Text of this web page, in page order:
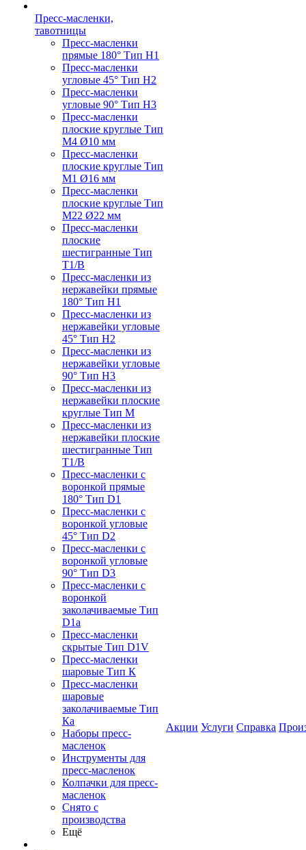
Пресс-масленки,
тавотницы
Пресс-масленки
прямые 180° Тип H1
Пресс-масленки
угловые 45° Тип H2
Пресс-масленки
угловые 90° Тип H3
Пресс-масленки
плоские круглые Тип
M4 Ø10 мм
Пресс-масленки
плоские круглые Тип
M1 Ø16 мм
Пресс-масленки
плоские круглые Тип
M22 Ø22 мм
Пресс-масленки
плоские
шестигранные Тип
T1/B
Пресс-масленки из
нержавейки прямые
180° Тип H1
Пресс-масленки из
нержавейки угловые
45° Тип H2
Пресс-масленки из
нержавейки угловые
90° Тип H3
Пресс-масленки из
нержавейки плоские
круглые Тип M
Пресс-масленки из
нержавейки плоские
шестигранные Тип
T1/B
Пресс-масленки с
воронкой прямые
180° Тип D1
Пресс-масленки с
воронкой угловые
45° Тип D2
Пресс-масленки с
воронкой угловые
90° Тип D3
Пресс-масленки с
воронкой
заколачиваемые Тип
D1a
Пресс-масленки
скрытые Тип D1V
Пресс-масленки
шаровые Тип К
Пресс-масленки
шаровые
заколачиваемые Тип
Кa
Наборы пресс-
масленок
Инструменты для
пресс-масленок
Колпачки для пресс-
масленок
Снято с
производства
Ещё
Акции Услуги Справка